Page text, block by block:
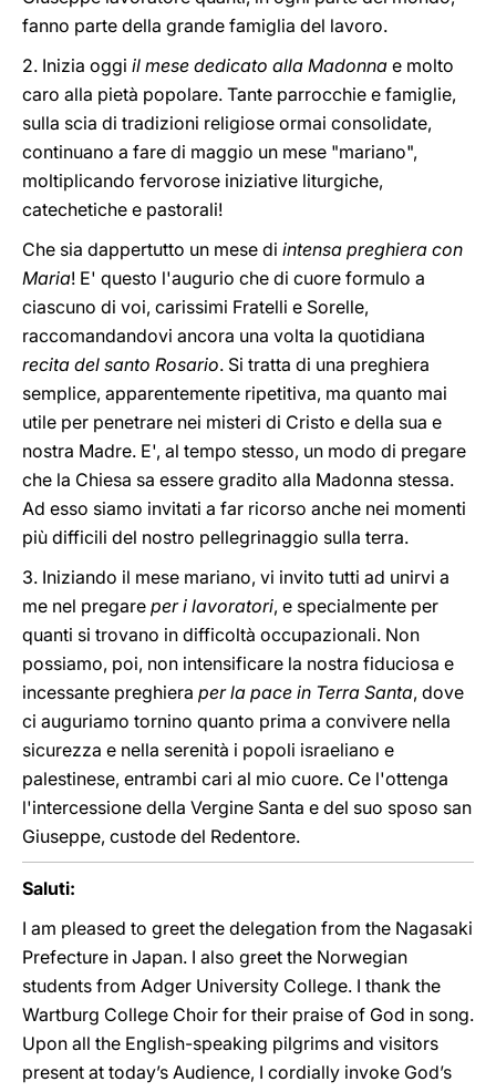
fanno parte della grande famiglia del lavoro.
2. Inizia oggi il mese dedicato alla Madonna e molto
caro alla pietà popolare. Tante parrocchie e famiglie,
sulla scia di tradizioni religiose ormai consolidate,
continuano a fare di maggio un mese "mariano",
moltiplicando fervorose iniziative liturgiche,
catechetiche e pastorali!
Che sia dappertutto un mese di intensa preghiera con
Maria! E' questo l'augurio che di cuore formulo a
ciascuno di voi, carissimi Fratelli e Sorelle,
raccomandandovi ancora una volta la quotidiana
recita del santo Rosario. Si tratta di una preghiera
semplice, apparentemente ripetitiva, ma quanto mai
utile per penetrare nei misteri di Cristo e della sua e
nostra Madre. E', al tempo stesso, un modo di pregare
che la Chiesa sa essere gradito alla Madonna stessa.
Ad esso siamo invitati a far ricorso anche nei momenti
più difficili del nostro pellegrinaggio sulla terra.
3. Iniziando il mese mariano, vi invito tutti ad unirvi a
me nel pregare per i lavoratori, e specialmente per
quanti si trovano in difficoltà occupazionali. Non
possiamo, poi, non intensificare la nostra fiduciosa e
incessante preghiera per la pace in Terra Santa, dove
ci auguriamo tornino quanto prima a convivere nella
sicurezza e nella serenità i popoli israeliano e
palestinese, entrambi cari al mio cuore. Ce l'ottenga
l'intercessione della Vergine Santa e del suo sposo san
Giuseppe, custode del Redentore.
Saluti:
I am pleased to greet the delegation from the Nagasaki
Prefecture in Japan. I also greet the Norwegian
students from Adger University College. I thank the
Wartburg College Choir for their praise of God in song.
Upon all the English-speaking pilgrims and visitors
present at today’s Audience, I cordially invoke God’s